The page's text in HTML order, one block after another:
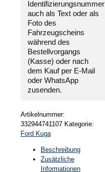
Identifizierungsnummer
auch als Text oder als
Foto des
Fahrzeugscheins
während des
Bestellvorgangs
(Kasse) oder nach
dem Kauf per E-Mail
oder WhatsApp
zusenden.
Artikelnummer:
332944741107 Kategorie:
Ford Kuga
Beschreibung
Zusätzliche
Informationen